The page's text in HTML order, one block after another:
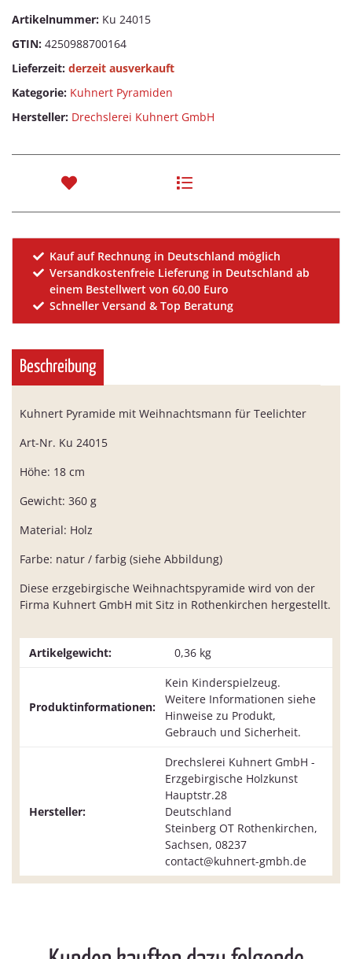
Artikelnummer: Ku 24015
GTIN: 4250988700164
Lieferzeit: derzeit ausverkauft
Kategorie: Kuhnert Pyramiden
Hersteller: Drechslerei Kuhnert GmbH
Kauf auf Rechnung in Deutschland möglich
Versandkostenfreie Lieferung in Deutschland ab
einem Bestellwert von 60,00 Euro
Schneller Versand & Top Beratung
Beschreibung
Kuhnert Pyramide mit Weihnachtsmann für Teelichter
Art-Nr. Ku 24015
Höhe: 18 cm
Gewicht: 360 g
Material: Holz
Farbe: natur / farbig (siehe Abbildung)
Diese erzgebirgische Weihnachtspyramide wird von der
Firma Kuhnert GmbH mit Sitz in Rothenkirchen hergestellt.
Artikelgewicht: 0,36 kg
Produktinformationen:
Kein Kinderspielzeug.
Weitere Informationen siehe
Hinweise zu Produkt,
Gebrauch und Sicherheit.
Hersteller:
Drechslerei Kuhnert GmbH -
Erzgebirgische Holzkunst
Hauptstr.28
Deutschland
Steinberg OT Rothenkirchen,
Sachsen, 08237
contact@kuhnert-gmbh.de